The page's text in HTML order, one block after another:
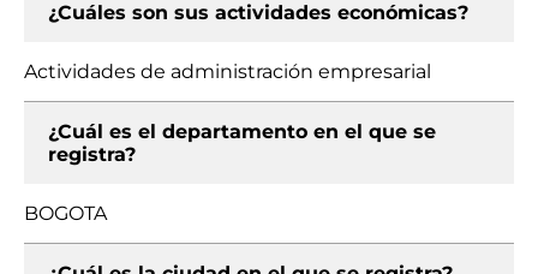
¿Cuáles son sus actividades económicas?
Actividades de administración empresarial
¿Cuál es el departamento en el que se
registra?
BOGOTA